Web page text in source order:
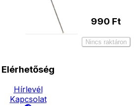
990 Ft
Nincs raktáron
Elérhetőség
Hírlevél
Kapcsolat